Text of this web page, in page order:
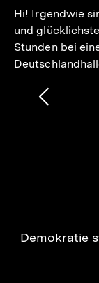
Hi! Irgendwie
und
Stunden bei
Zur
Demokratie